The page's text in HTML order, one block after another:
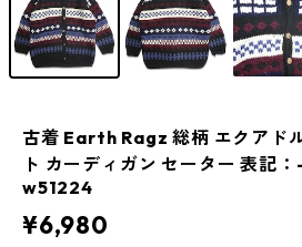
古着 Earth Ragz 総柄 エクアド
ト カーディガン セーター 表
w51224
¥6,980